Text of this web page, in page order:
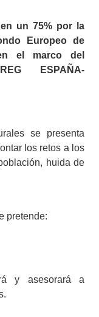
un 75% por la
Europeo de
el marco del
ESPAÑA-
se presenta
los retos a los
huida de
pretende:
y asesorará a